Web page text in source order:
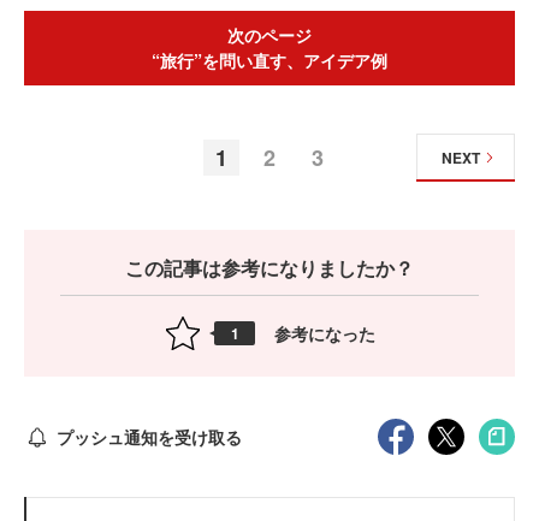
次のページ
“旅行”を問い直す、アイデア例
1 2 3 NEXT
この記事は参考になりましたか？
1 参考になった
プッシュ通知を受け取る